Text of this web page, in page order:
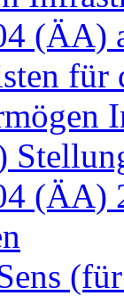
(ÄA)
für
(ÄA)